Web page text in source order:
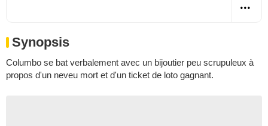
Synopsis
Columbo se bat verbalement avec un bijoutier peu scrupuleux à
propos d'un neveu mort et d'un ticket de loto gagnant.